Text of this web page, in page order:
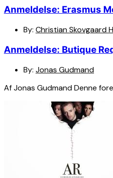
Anmeldelse: Erasmus
By: Christian Skovgaard
Anmeldelse: Butique
By: Jonas Gudmand
Af Jonas Gudmand Denne